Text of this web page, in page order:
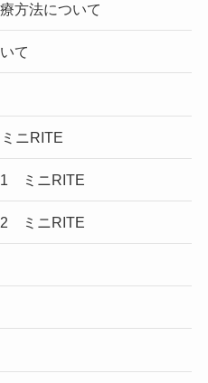
方法について
て
ニRITE
ミニRITE
ミニRITE